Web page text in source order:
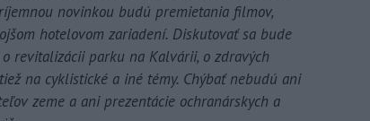
novinkou budú premietania filmov,
hotelovom zariadení. Diskutovať sa bude
revitalizácii parku na Kalvárii, o zdravých
na cyklistické a iné témy. Chýbať nebudú ani
zeme a ani prezentácie ochranárskych a